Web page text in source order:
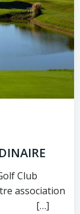
Club
association
le : […]